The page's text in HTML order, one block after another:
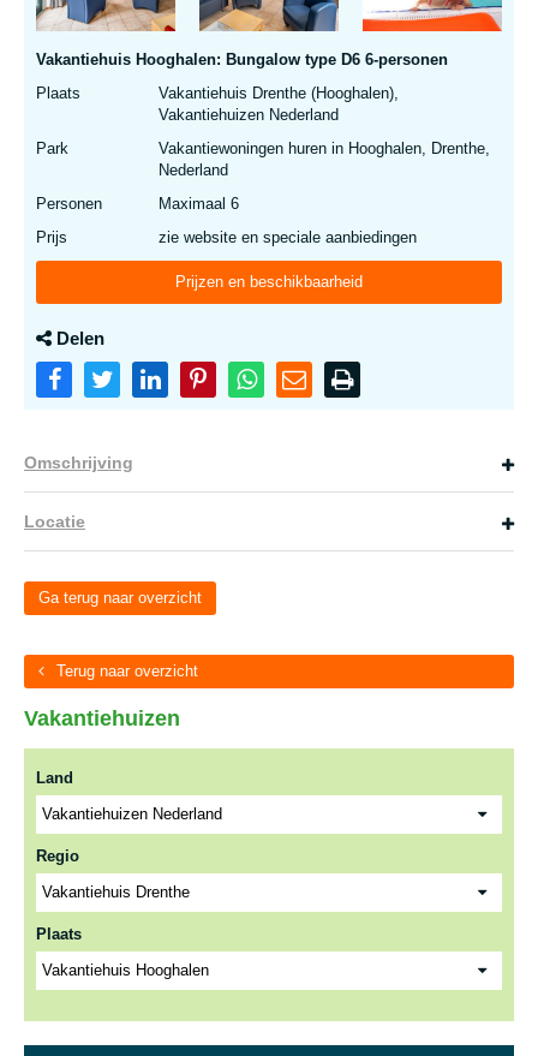
Vakantiehuis Hooghalen: Bungalow type D6 6-personen
Plaats
Vakantiehuis Drenthe (Hooghalen),
Vakantiehuizen Nederland
Park
Vakantiewoningen huren in Hooghalen, Drenthe,
Nederland
Personen
Maximaal 6
Prijs
zie website en speciale aanbiedingen
Prijzen en beschikbaarheid
Delen
Omschrijving
Locatie
Ga terug naar overzicht
Terug naar overzicht
Vakantiehuizen
Land
Regio
Plaats